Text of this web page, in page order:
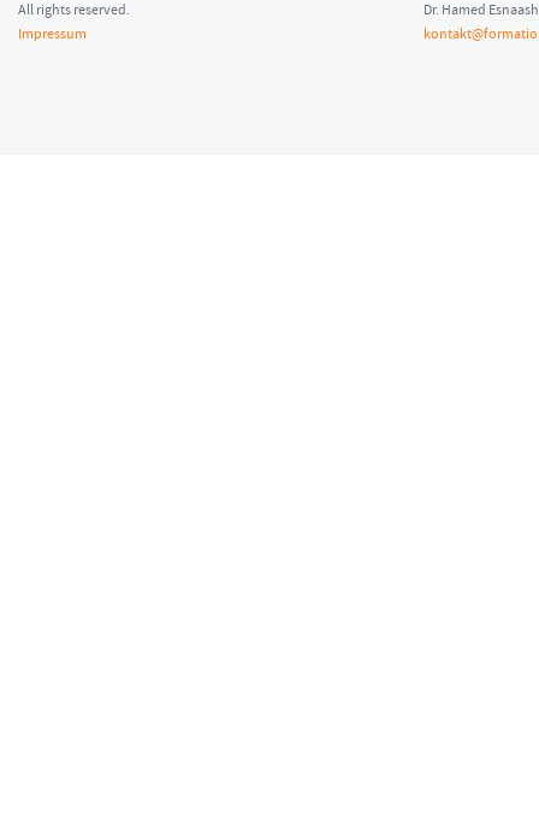
All rights reserved.
Impressum
Dr. Hamed